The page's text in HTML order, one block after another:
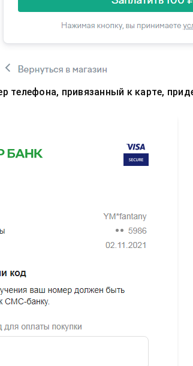
телефона, привязанный к карте,